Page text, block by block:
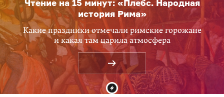
Чтение на 15 минут: «Плебс. Народная
история Рима»
Какие праздники отмечали римские горожане
и какая там царила атмосфера